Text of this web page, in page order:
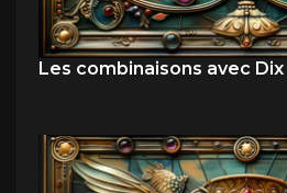
Les combinaisons avec